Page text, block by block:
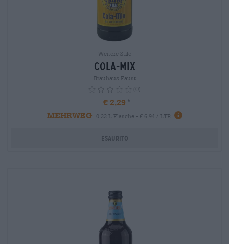
Weitere Stile
Cola-Mix
Brauhaus Faust
(0)
€ 2,29
MEHRWEG
0,33 L Flasche - € 6,94 / LTR info
Esaurito